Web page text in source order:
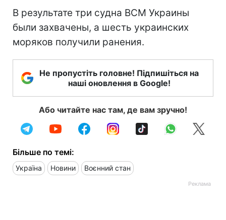
В результате три судна ВСМ Украины
были захвачены, а шесть украинских
моряков получили ранения.
Не пропустіть головне! Підпишіться на
наші оновлення в Google!
Або читайте нас там, де вам зручно!
Більше по темі:
Україна Новини Воєнний стан